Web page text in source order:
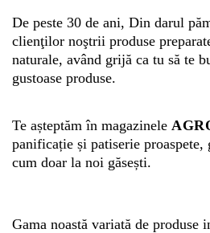
De peste 30 de ani, Din darul
clienţilor noştrii produse
naturale, având grijă ca tu să te
gustoase produse.
Te așteptăm în magazinele
panificație și patiserie proaspete,
cum doar la noi găsești.
Gama noastă variată de produse